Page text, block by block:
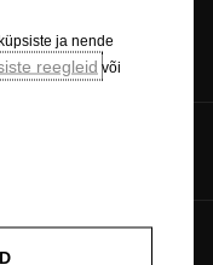
Hinnakirjad
poliitika
ja nende
reegleid või